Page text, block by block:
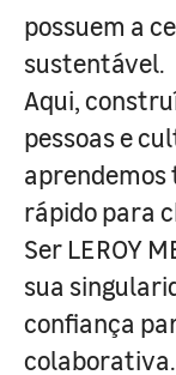
possuem a
sustentável.
Aqui,
pessoas e
aprendemos
rápido para
Ser LEROY
sua
confiança